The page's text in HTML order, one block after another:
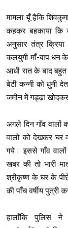
मामला यूँ हैकि
कहकर बहकाया
अनुसार तंत्र
कलयुगी माँ-बाप धन
आधी रात के बाद
बेटी कन्नी को धुनी
जमीन में गड्ढ़ा खोदकर
अगले दिन गाँव
वालों को देखकर घर
गये। इससे गाँव
खबर की तो भारी
श्रीकृष्ण के घर के
की पाँच वर्षीय पुत्री
हालाँकि पुलिस ने